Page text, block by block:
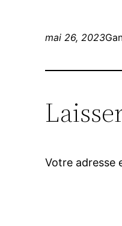
mai 26, 2023
Votre adresse